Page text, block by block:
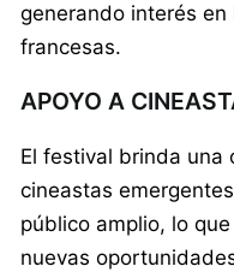
generando interés
francesas.
APOYO A
El festival brinda una
cineastas
público amplio, lo
nuevas